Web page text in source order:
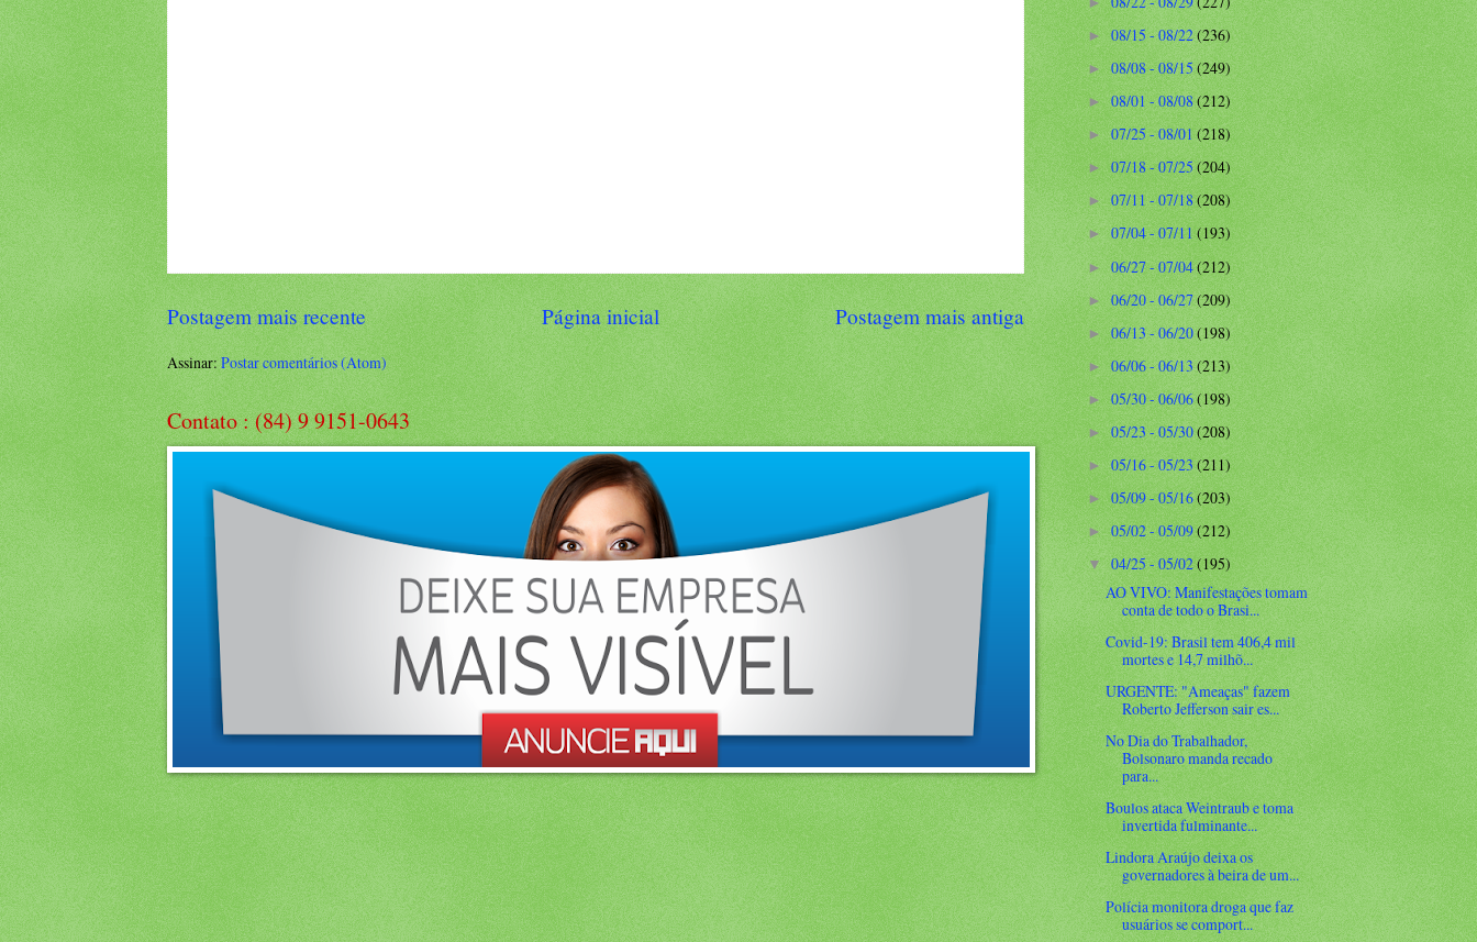
Postagem mais recente Postagem mais antiga
Página inicial
Assinar:Postar comentários (Atom)
Contato : (84) 9 9151-0643
► 08/15 - 08/22(236)
►08/08 - 08/15(249)
►08/01 - 08/08(212)
►07/25 - 08/01(218)
► 07/18 - 07/25(204)
►07/11 - 07/18(208)
►07/04 - 07/11(193)
►06/27 - 07/04(212)
►06/20 - 06/27(209)
►06/13 - 06/20(198)
► 06/06 - 06/13(213)
►05/30 - 06/06(198)
►05/23 - 05/30(208)
►05/16 - 05/23(211)
► 05/09 - 05/16(203)
►05/02 - 05/09(212)
▼04/25 - 05/02(195)
AO VIVO: Manifestações tomam
conta de todo o Brasi...
Covid-19: Brasil tem 406,4 mil
mortes e 14,7 milhõ...
URGENTE: "Ameaças" fazem
Roberto Jefferson sair es...
No Dia do Trabalhador,
Bolsonaro manda recado
para...
Boulos ataca Weintraub e toma
invertida fulminante...
Lindora Araújo deixa os
governadores à beira de um...
Polícia monitora droga que faz
usuários se comport...